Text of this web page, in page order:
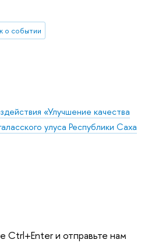
о событии
«Улучшение качества
улуса Республики Саха
Ctrl+Enter и отправьте нам